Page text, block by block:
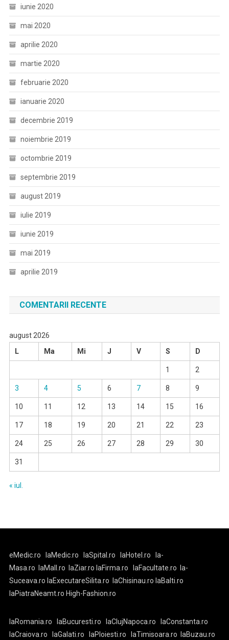
iunie 2020
mai 2020
aprilie 2020
martie 2020
februarie 2020
ianuarie 2020
decembrie 2019
noiembrie 2019
octombrie 2019
septembrie 2019
august 2019
iulie 2019
iunie 2019
mai 2019
aprilie 2019
COMENTARII RECENTE
august 2026
L
Ma Mi J V S D
1 2
3 4 5 6 7 8 9
10 11 12 13 14 15 16
17 18 19 20 21 22 23
24 25 26 27 28 29 30
31
« iul.
eMedic.ro laMedic.ro laSpital.ro laHotel.ro
la-
Masa.ro laMall.ro laZiar.rolaFirma.ro laFacultate.ro la-
Suceava.ro laExecutareSilita.ro laChisinau.ro laBalti.ro
laPiatraNeamt.ro High-Fashion.ro
laRomania.ro laBucuresti.ro laClujNapoca.ro
laConstanta.ro
laCraiova.ro
laGalati.ro laPloiesti.ro laTimisoara.ro laBuzau.ro